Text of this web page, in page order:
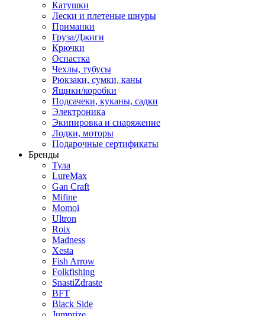
Катушки
Лески и плетеные шнуры
Приманки
Груза/Джиги
Крючки
Оснастка
Чехлы, тубусы
Рюкзаки, сумки, каны
Ящики/коробки
Подсачеки, куканы, садки
Электроника
Экипировка и снаряжение
Лодки, моторы
Подарочные сертификаты
Бренды
Тула
LureMax
Gan Craft
Mifine
Momoi
Ultron
Roix
Madness
Xesta
Fish Arrow
Folkfishing
SnastiZdraste
BFT
Black Side